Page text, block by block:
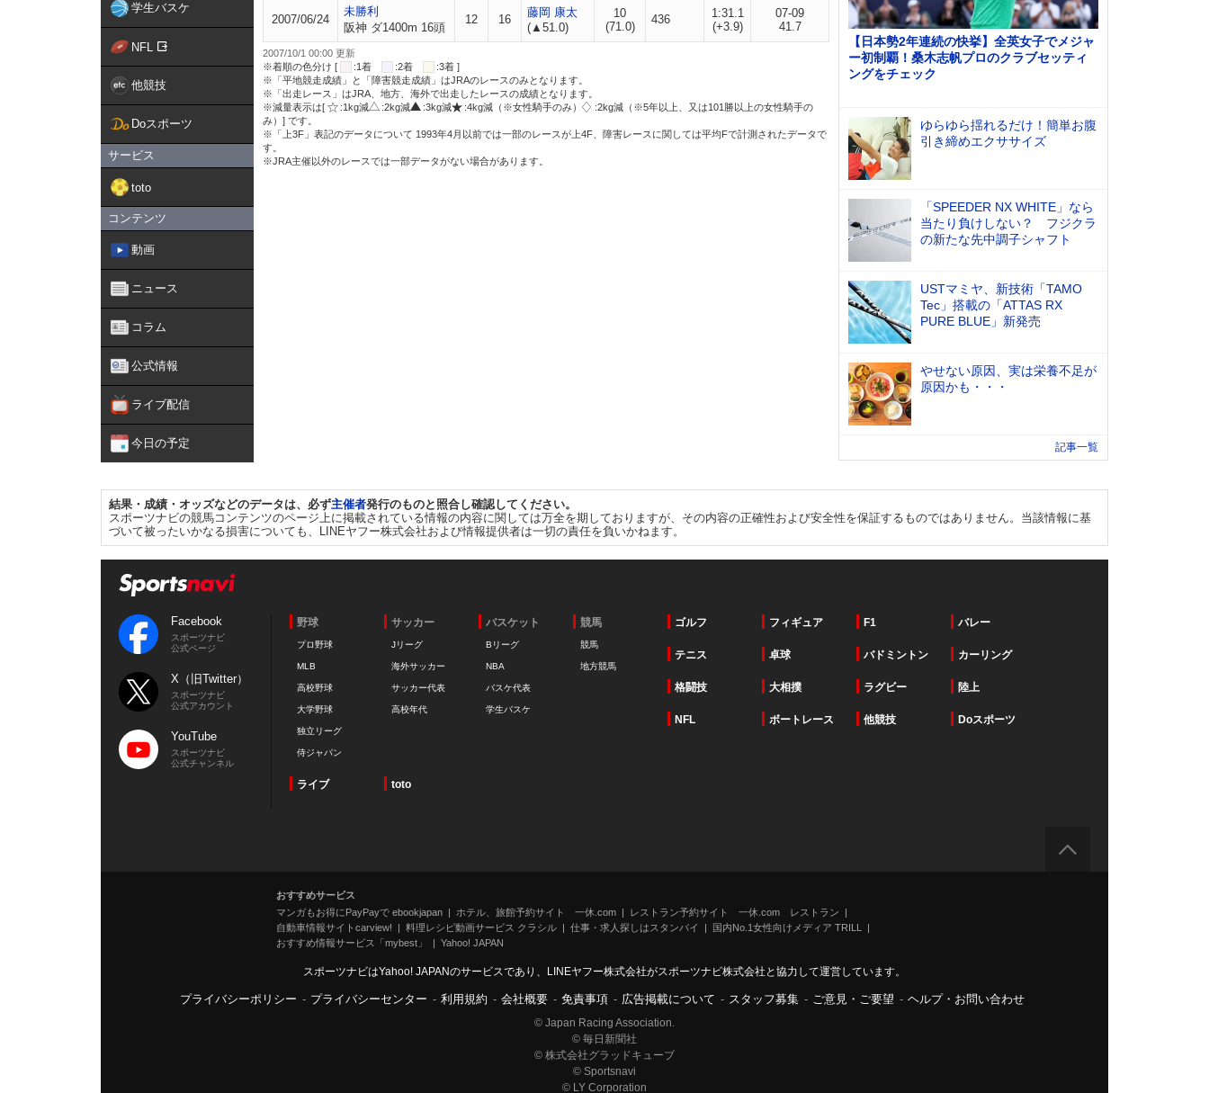
学生バスケ
NFL
他競技
Doスポーツ
サービス
toto
コンテンツ
動画
ニュース
コラム
公式情報
ライブ配信
今日の予定
2007/06/24
未勝利
阪神 ダ1400m 16頭
12 16
藤岡 康太
(▲51.0)
10
(71.0)
436
1:31.1
(+3.9)
07-09
41.7
2007/10/1 00:00 更新
※着順の色分け [
:1着 :2着
:3着 ]
※「平地競走成績」と「障害競走成績」はJRAのレースのみとなります。
※「出走レース」はJRA、地方、海外で出走したレースの成績となります。
※減量表示は[
:1kg減 :2kg減 :3kg減 :4kg減（※女性騎手のみ）
:2kg減（※5年以上、又は101勝以上の女性騎手の
み）] です。
※「上3F」表記のデータについて 1993年4月以前では一部のレースが上4F、障害レースに関しては平均Fで計測されたデータで
す。
※JRA主催以外のレースでは一部データがない場合があります。
【日本勢2年連続の快挙】全英女子でメジャ
ー初制覇！桑木志帆プロのクラブセッティ
ングをチェック
ゆらゆら揺れるだけ！簡単お腹
引き締めエクササイズ
「SPEEDER NX WHITE」なら
当たり負けしない？ フジクラ
の新たな先中調子シャフト
USTマミヤ、新技術「TAMO
Tec」搭載の「ATTAS RX
PURE BLUE」新発売
やせない原因、実は栄養不足が
原因かも・・・
記事一覧
結果・成績・オッズなどのデータは、必ず主催者発行のものと照合し確認してください。
スポーツナビの競馬コンテンツのページ上に掲載されている情報の内容に関しては万全を期しておりますが、その内容の正確性および安全性を保証するものではありません。当該情報に基
づいて被ったいかなる損害についても、LINEヤフー株式会社および情報提供者は一切の責任を負いかねます。
Facebook
スポーツナビ
公式ページ
X（旧Twitter）
スポーツナビ
公式アカウント
YouTube
スポーツナビ
公式チャンネル
野球
プロ野球
MLB
高校野球
大学野球
独立リーグ
侍ジャパン
サッカー
Jリーグ
海外サッカー
サッカー代表
高校年代
バスケット
Bリーグ
NBA
バスケ代表
学生バスケ
競馬
競馬
地方競馬
ゴルフ フィギュア F1 バレー
テニス 卓球 バドミントン カーリング
格闘技 大相撲 ラグビー 陸上
NFL ボートレース 他競技 Doスポーツ
ライブ toto
おすすめサービス
マンガもお得にPayPayで ebookjapan
ホテル、旅館予約サイト 一休.com
レストラン予約サイト 一休.com レストラン
自動車情報サイトcarview!
料理レシピ動画サービス クラシル 仕事・求人探しはスタンバイ
国内No.1女性向けメディア TRILL
おすすめ情報サービス「mybest」
Yahoo! JAPAN
スポーツナビはYahoo! JAPANのサービスであり、LINEヤフー株式会社がスポーツナビ株式会社と協力して運営しています。
プライバシーポリシー - プライバシーセンター - 利用規約 - 会社概要 - 免責事項 - 広告掲載について - スタッフ募集 - ご意見・ご要望 - ヘルプ・お問い合わせ
© Japan Racing Association.
© 毎日新聞社
© 株式会社グラッドキューブ
© Sportsnavi
© LY Corporation